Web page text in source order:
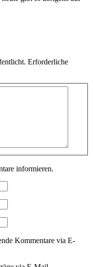
Erforderliche
informieren.
Kommentare via E-